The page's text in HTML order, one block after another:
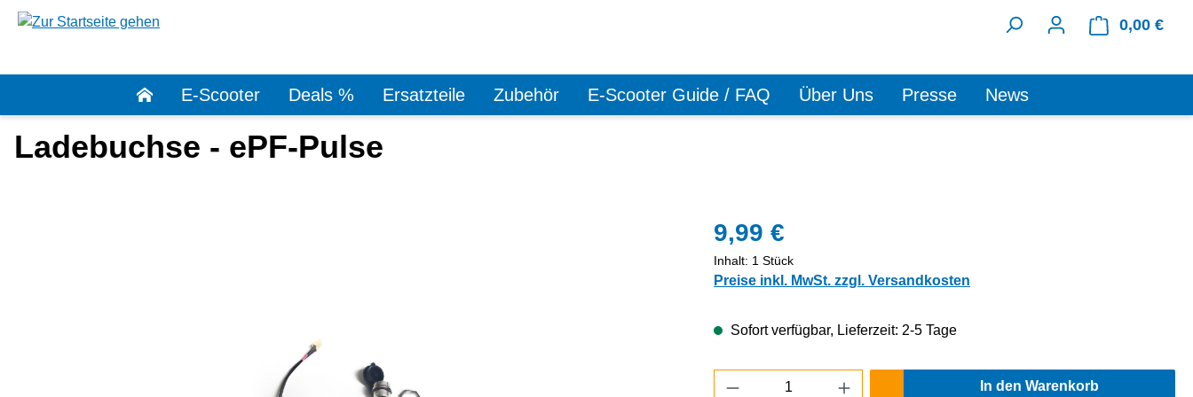
Zur Hauptnavigation springen 0,00 €
E-Scooter Deals % Ersatzteile Zubehör E-Scooter Guide / FAQ Über Uns Presse News
Ladebuchse - ePF-Pulse
9,99 €
Inhalt: 1 Stück
Preise inkl. MwSt. zzgl. Versandkosten
Sofort verfügbar, Lieferzeit: 2-5 Tage
Produkt Anzahl: Gib den gewünschten Wert ein
In den Warenkorb